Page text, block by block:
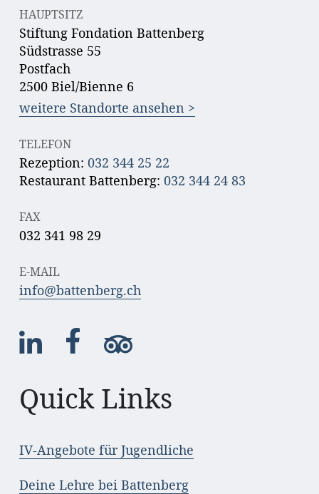
HAUPTSITZ
Stiftung Fondation Battenberg
Südstrasse 55
Postfach
2500 Biel/Bienne 6
weitere Standorte ansehen >
TELEFON
Rezeption: 032 344 25 22
Restaurant Battenberg: 032 344 24 83
FAX
032 341 98 29
E-MAIL
info@battenberg.ch
Quick Links
IV-Angebote für Jugendliche
Deine Lehre bei Battenberg